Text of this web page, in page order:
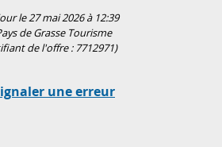
le 27 mai 2026 à 12:39
de Grasse Tourisme
de l'offre : 7712971)
une erreur